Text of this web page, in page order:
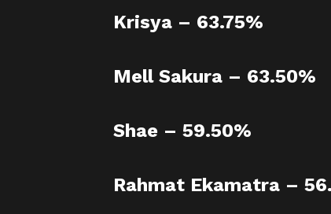
Krisya – 63.75%
Mell Sakura – 63.50%
Shae – 59.50%
Rahmat Ekamatra –